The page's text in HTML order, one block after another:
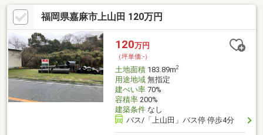
仕事帰りにご内覧出来ます・お客様のペースに合わせてしっかり
サポート！ハウスドゥ博多の森にお任せください
福岡県嘉麻市上山田 120万円
120万円
（坪単価:-）
土地面積183.89m2
用途地域無指定
建ぺい率70%
容積率200%
建築条件なし
バス/「上山田」バス停 停歩4分